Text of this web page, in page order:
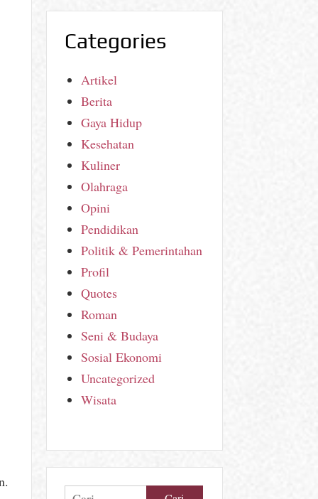
Categories
Artikel
Berita
Gaya Hidup
Kesehatan
Kuliner
Olahraga
Opini
Pendidikan
Politik & Pemerintahan
Profil
Quotes
Roman
Seni & Budaya
Sosial Ekonomi
Uncategorized
Wisata
Cari